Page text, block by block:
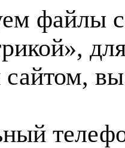
файлы
сайтом,